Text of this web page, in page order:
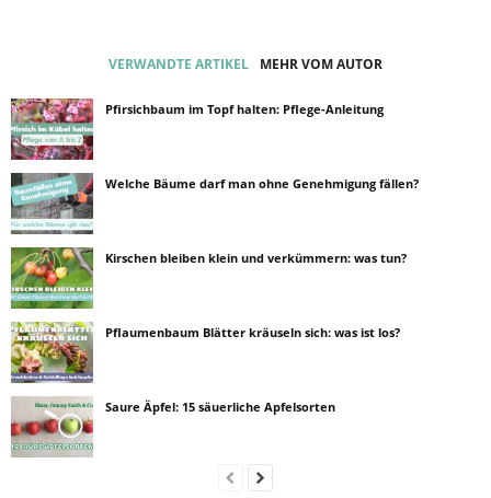
VERWANDTE ARTIKEL MEHR VOM AUTOR
Pfirsichbaum im Topf halten: Pflege-Anleitung
Welche Bäume darf man ohne Genehmigung fällen?
Kirschen bleiben klein und verkümmern: was tun?
Pflaumenbaum Blätter kräuseln sich: was ist los?
Saure Äpfel: 15 säuerliche Apfelsorten